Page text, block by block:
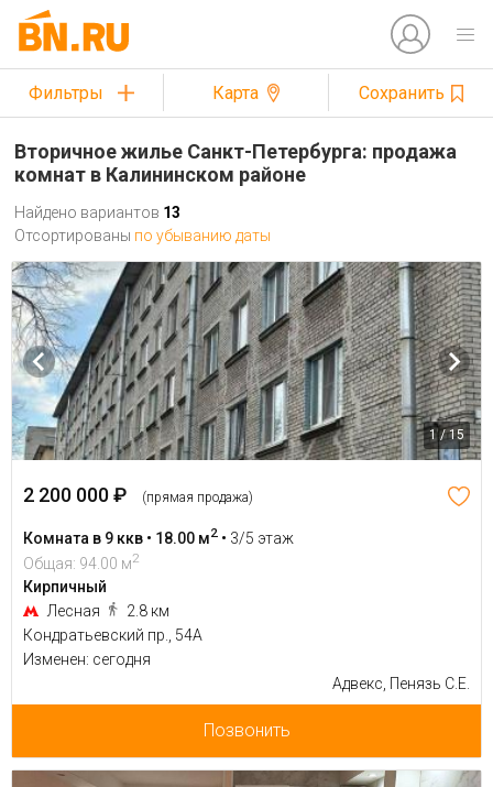
Фильтры Карта Сохранить
Вторичное жилье Санкт-Петербурга: продажа
комнат в Калининском районе
Найдено вариантов 13
Отсортированы по убыванию даты
1 / 15
2 200 000 ₽ (прямая продажа)
Комната в 9 ккв • 18.00 м2 • 3/5 этаж
Общая: 94.00 м2
Кирпичный
Лесная
2.8 км
Кондратьевский пр., 54А
Изменен: сегодня
Адвекс, Пенязь С.Е.
Позвонить